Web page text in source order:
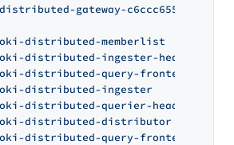
gateway-c6ccc655b-
distributed-memberlist
distributed-ingester-headless
distributed-query-frontend-
distributed-ingester
distributed-querier-headless
distributed-distributor
distributed-query-frontend